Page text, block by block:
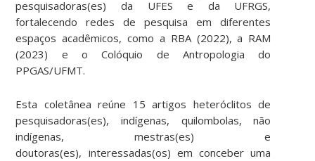
pesquisadoras(es) da UFES e da UFRGS,
fortalecendo redes de pesquisa em diferentes
espaços acadêmicos, como a RBA (2022), a RAM
(2023) e o Colóquio de Antropologia do
PPGAS/UFMT.
Esta coletânea reúne 15 artigos heteróclitos de
pesquisadoras(es), indígenas, quilombolas, não
indígenas, mestras(es) e
doutoras(es), interessadas(os) em conceber uma